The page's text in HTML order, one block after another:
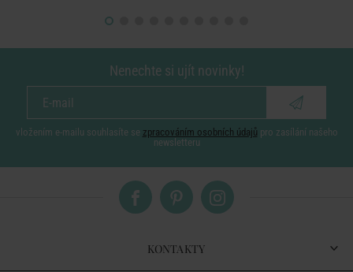
Nenechte si ujít novinky!
vložením e-mailu souhlasíte se zpracováním osobních údajů pro zasílání našeho
newsletteru
KONTAKTY